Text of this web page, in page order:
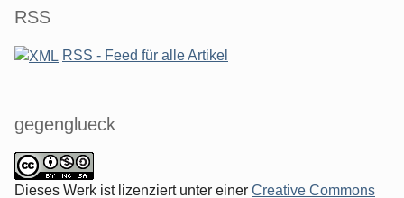
RSS
RSS - Feed für alle Artikel
gegenglueck
Dieses Werk ist lizenziert unter einer Creative Commons